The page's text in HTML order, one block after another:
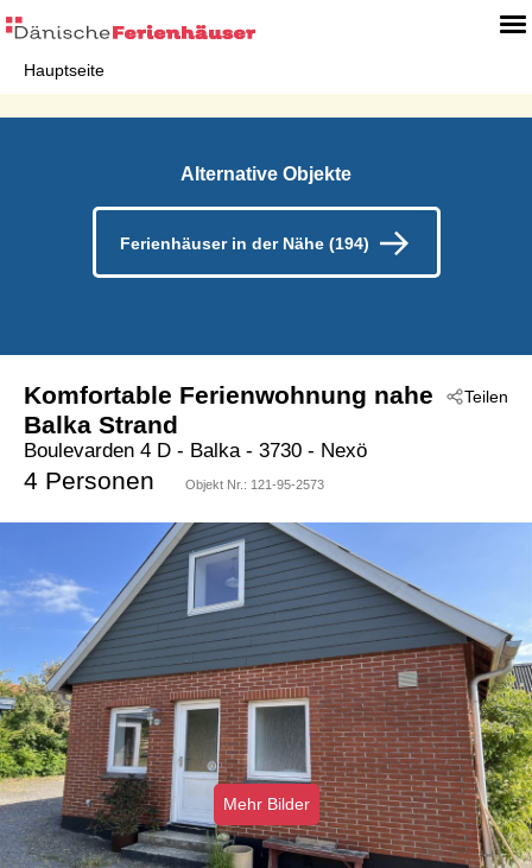
Hauptseite
Alternative Objekte
Ferienhäuser in der Nähe (194)
Teilen
Komfortable Ferienwohnung nahe
Balka Strand
Boulevarden 4 D - Balka - 3730 - Nexö
4 Personen Objekt Nr.: 121-95-2573
Mehr Bilder